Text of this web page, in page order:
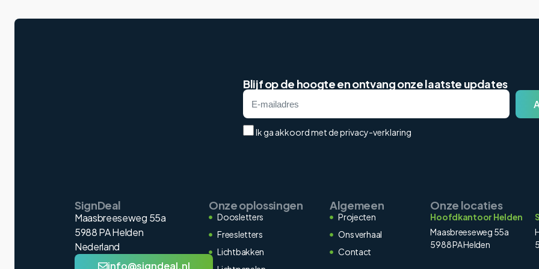
Blijf op de hoogte en ontvang onze laatste updates
Ik ga akkoord met de privacy-verklaring
SignDeal
Maasbreeseweg 55a
5988 PA Helden
Nederland
info@signdeal.nl
Onze oplossingen
Doosletters
Freesletters
Lichtbakken
Algemeen
Projecten
Ons verhaal
Contact
Onze locaties
Hoofdkantoor Helden
Maasbreeseweg 55a
5988 PA Helden